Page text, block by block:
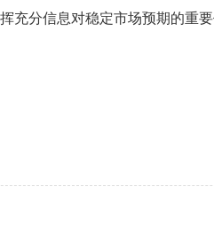
充分信息对稳定市场预期的重